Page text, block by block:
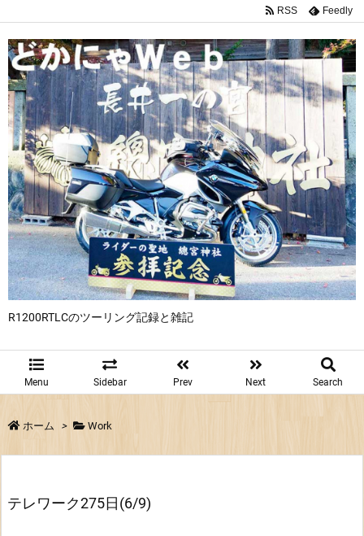
R1200RTLCのツーリング記録と雑記
Menu Sidebar Prev Next Search
RSS Feedly
ホーム > Work
テレワーク275日(6/9)